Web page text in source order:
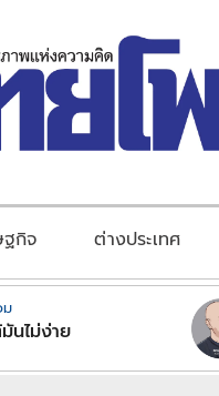
ฐกิจ ต่างประเทศ
ม
นไม่ง่าย